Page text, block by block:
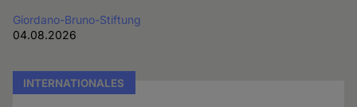
Giordano-Bruno-Stiftung
04.08.2026
INTERNATIONALES